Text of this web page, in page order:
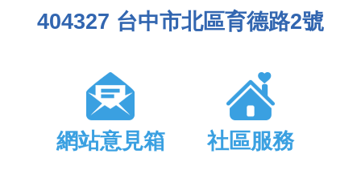
404327 台中市北區育德路2號
網站意見箱 社區服務